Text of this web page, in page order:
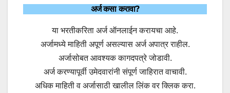
अर्ज कसा करावा?
या भरतीकरिता अर्ज ऑनलाईन करायचा आहे.
अर्जामध्ये माहिती अपूर्ण असल्यास अर्ज अपात्र राहील.
अर्जासोबत आवश्यक कागदपत्रे जोडावी.
अर्ज करण्यापूर्वी उमेदवारांनी संपूर्ण जाहिरात वाचावी.
अधिक माहिती व अर्जासाठी खालील लिंक वर क्लिक करा.